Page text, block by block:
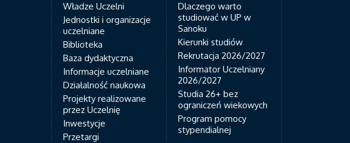
Władze Uczelni
Jednostki i organizacje
uczelniane
Biblioteka
Baza dydaktyczna
Informacje uczelniane
Działalność naukowa
Projekty realizowane
przez Uczelnię
Inwestycje
Przetargi
Dlaczego warto
studiować w UP w
Sanoku
Kierunki studiów
Rekrutacja 2026/2027
Informator Uczelniany
2026/2027
Studia 26+ bez
ograniczeń wiekowych
Program pomocy
stypendialnej